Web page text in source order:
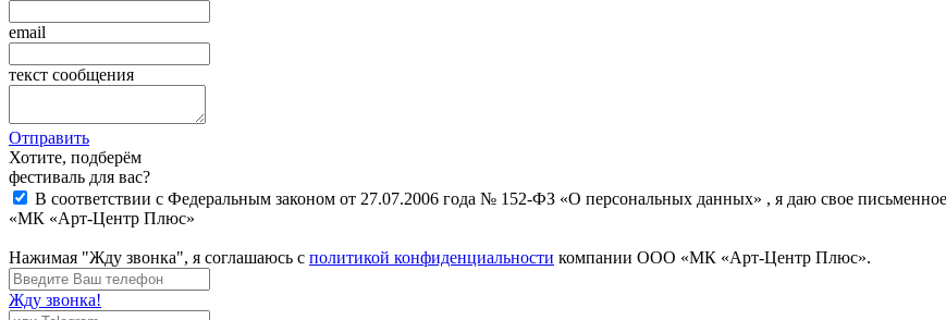
email
текст сообщения
Отправить
Хотите, подберём
фестиваль для вас?
В соответствии с Федеральным законом от 27.07.2006 года № 152-ФЗ «О персональных данных» , я даю свое
«МК «Арт-Центр Плюс»
Нажимая "Жду звонка", я соглашаюсь с политикой конфиденциальности компании ООО «МК «Арт-Центр Плюс».
Жду звонка!